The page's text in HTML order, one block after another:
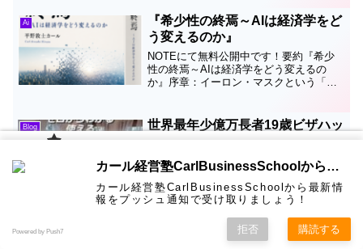
だけノート03は非常に性能の高いモデ
ル...
Ai
『希少性の終焉～AIは経済学をど
う変えるのか』
NOTEにて無料公開中です！要約『希少
性の終焉～AIは経済学をどう変えるの
か』序章：イーロン・マスクという「未
と発言し物議を醸した。これはオカルト
や社会主義的なユートピ...
Blog
世界最年少億万長者19歳ビザハッ
に！
Forbes2023 年世界最年少億万長者によれ
ば30歳以下でビリオネアの億万長者
（1000億円？）世界中に15人もいるそう
ですがうち11人は親からの相続によるも
のです。30歳以下の中で最も裕福なの
は、レッドブルの後継者であるマーク・
超一流企業の研修内容とは？新聞
ばれまし
コンサル
ティング
経営学用
語集
認定コン
サルタン
無料メル
マガ！
★カール
経営塾動
お問い合
わせ
★熱海風
水＆グリ
プライバ
カール経営塾CarlBusinessSchoolから通知を受け取る
カール経営塾CarlBusinessSchoolから最新情
報をプッシュ通知で受け取りましょう！
Powered by Push7 拒否 購読する